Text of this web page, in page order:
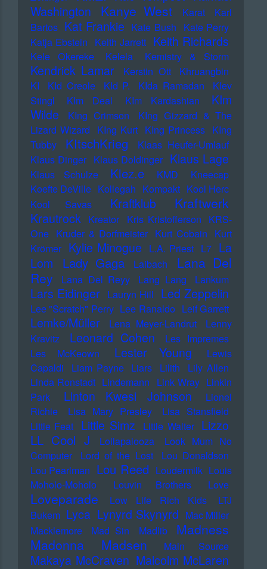
Washington
Kanye West Karat
Karl
Bartos Kat Frankie Kate Bush Kate Perry
Katja Ebstein Keith Jarrett Keith Richards
Kele Okereke Kelela Kemistry & Storm
Kendrick Lamar Kerstin Ott
Khruangbin
KI
KId Creole KId P. KIda Ramadan
KIev
Stingl
KIm Deal KIm Kardashian
KIm
Wilde
KIng Crimson
KIng Gizzard & The
Lizard Wizard KIng Kurt KIng Princess KIng
Tubby
KItschKrieg
Klaas Heufer-Umlauf
Klaus Dinger Klaus Doldinger Klaus Lage
Klaus Schulze Klez.e KMD
Kneecap
Koefte DeVille Kollegah Kompakt Kool Herc
Kool Savas
Kraftklub Kraftwerk
Krautrock Kreator Kris Kristofferson KRS-
One Kruder & Dorfmeister Kurt Cobain Kurt
Krömer Kylie Minogue L.A. Priest L7 La
Lom
Lady Gaga Laibach
Lana Del
Rey
Lana Del Reyy Lang Lang Lankum
Lars Eidinger Lauryn Hill Led Zeppelin
Lee "Scratch" Perry Lee Ranaldo Leif Garrett
Lemke/Müller Lena Meyer-Landrut
Lenny
Kravitz
Leonard Cohen
Les Impremes
Les McKeown
Lester Young
Lewis
Capaldi
Liam Payne Liars Lilith
Lily Allen
Linda Ronstadt Lindemann Link Wray Linkin
Park
Linton Kwesi Johnson
Lionel
Richie
Lisa Mary Presley
Lisa Stansfield
Little Feat Little Simz Little Walter Lizzo
LL Cool J Lollapalooza
Look Mum No
Computer
Lord of the Lost
Lou Donaldson
Lou Pearlman Lou Reed Loudermilk Louis
Moholo-Moholo
Louvin Brothers Love
Loveparade Low Life Rich Kids
LTJ
Bukem Lyca Lynyrd Skynyrd Mac Miller
Macklemore
Mad Sin Madlib
Madness
Madonna
Madsen Main Source
Makaya McCraven Malcolm McLaren